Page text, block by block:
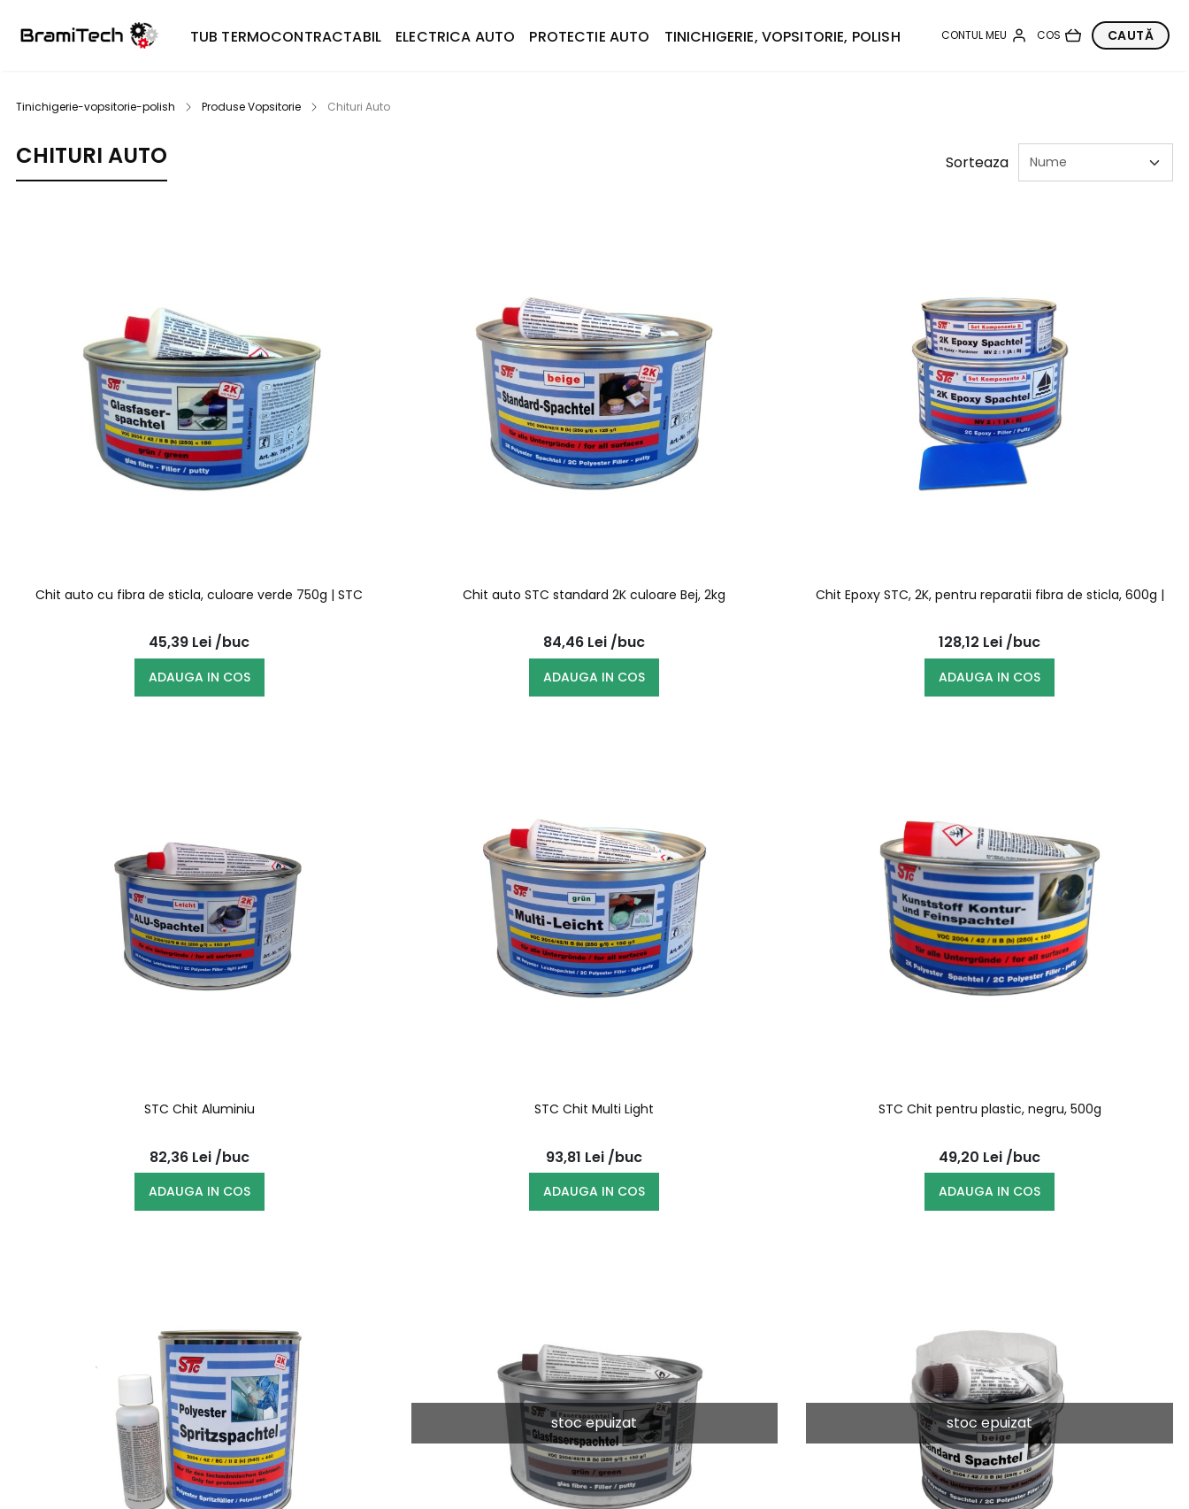
TUB TERMOCONTRACTABIL ELECTRICA AUTO PROTECTIE AUTO TINICHIGERIE, VOPSITORIE, POLISH
Tinichigerie-vopsitorie-polish Produse Vopsitorie Chituri Auto
CHITURI AUTO Sorteaza
Chit auto cu fibra de sticla, culoare verde 750g | STC
45,39 Lei /buc
ADAUGA IN COS
Chit auto STC standard 2K culoare Bej, 2kg
84,46 Lei /buc
ADAUGA IN COS
Chit Epoxy STC, 2K, pentru reparatii fibra de sticla, 600g |
128,12 Lei /buc
ADAUGA IN COS
STC Chit Aluminiu
82,36 Lei /buc
ADAUGA IN COS
STC Chit Multi Light
93,81 Lei /buc
ADAUGA IN COS
STC Chit pentru plastic, negru, 500g
49,20 Lei /buc
ADAUGA IN COS
stoc epuizat stoc epuizat